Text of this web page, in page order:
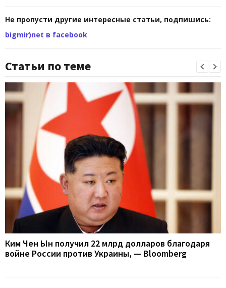
Не пропусти другие интересные статьи, подпишись:
bigmir)net в facebook
Статьи по теме
Ким Чен Ын получил 22 млрд долларов благодаря
войне России против Украины, — Bloomberg